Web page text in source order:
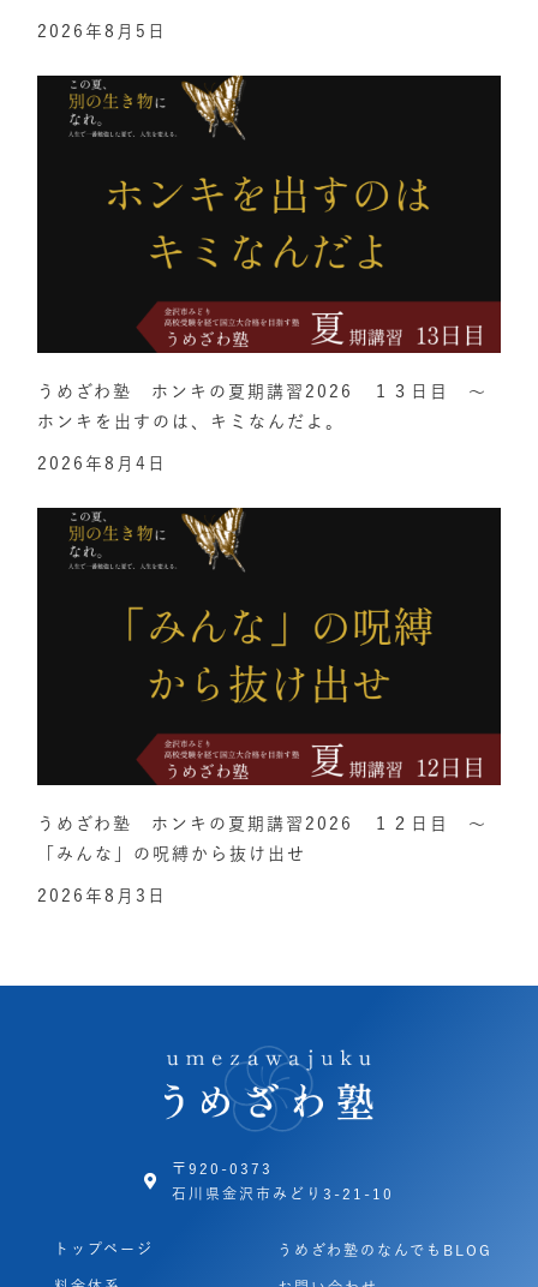
2026年8月5日
うめざわ塾 ホンキの夏期講習2026 １３日目 ～
ホンキを出すのは、キミなんだよ。
2026年8月4日
うめざわ塾 ホンキの夏期講習2026 １２日目 ～
「みんな」の呪縛から抜け出せ
2026年8月3日
〒920-0373
石川県金沢市みどり3-21-10
トップページ うめざわ塾のなんでもBLOG